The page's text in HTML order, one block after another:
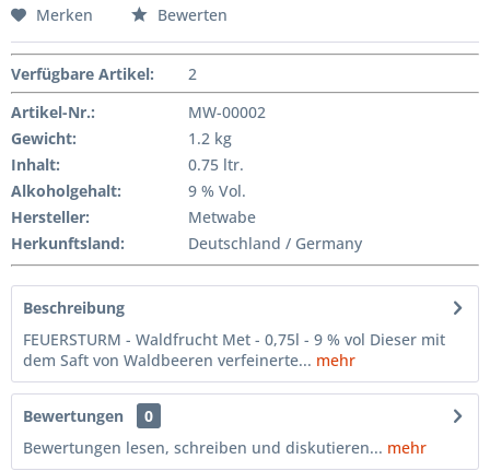
Merken Bewerten
Verfügbare Artikel:
2
Artikel-Nr.:
MW-00002
Gewicht:
1.2 kg
Inhalt:
0.75 ltr.
Alkoholgehalt:
9 % Vol.
Hersteller:
Metwabe
Herkunftsland:
Deutschland / Germany
Beschreibung
FEUERSTURM - Waldfrucht Met - 0,75l - 9 % vol Dieser mit
dem Saft von Waldbeeren verfeinerte... mehr
Bewertungen
0
Bewertungen lesen, schreiben und diskutieren... mehr